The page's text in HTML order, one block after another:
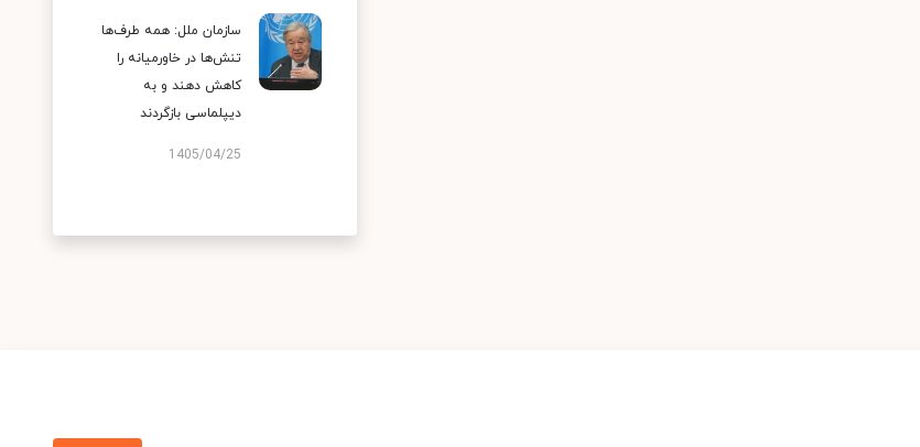
سازمان ملل: همه طرف‌ها
تنش‌ها در خاورمیانه را
کاهش دهند و به
دیپلماسی بازگردند
1405/04/25